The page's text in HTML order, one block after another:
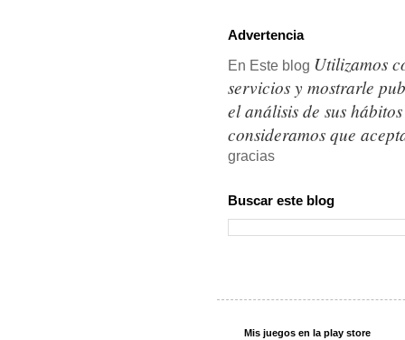
Advertencia
En Este blog Utilizamos
servicios y mostrarle
el análisis de sus
consideramos que
gracias
Buscar este blog
Mis juegos en la play store